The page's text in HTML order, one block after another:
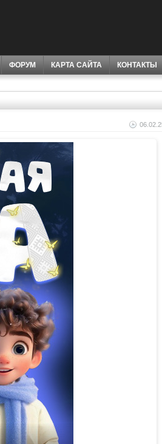
ФОРУМ КАРТА САЙТА КОНТАКТЫ